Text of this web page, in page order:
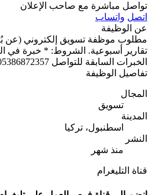
تواصل مباشرة مع صاحب الإعلان
اتصل واتساب
عن الوظيفة
الخبرات السابقة للتواصل 05386872357.
تفاصيل الوظيفة
المجال
تسويق
المدينة
اسطنبول، تركيا
النشر
منذ شهر
قناة التليغرام